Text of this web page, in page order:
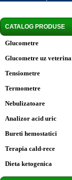
CATALOG PRODUSE
Glucometre
Glucometre uz
Tensiometre
Termometre
Nebulizatoare
Analizor acid uric
Bureti hemostatici
Terapia cald-rece
Dieta ketogenica